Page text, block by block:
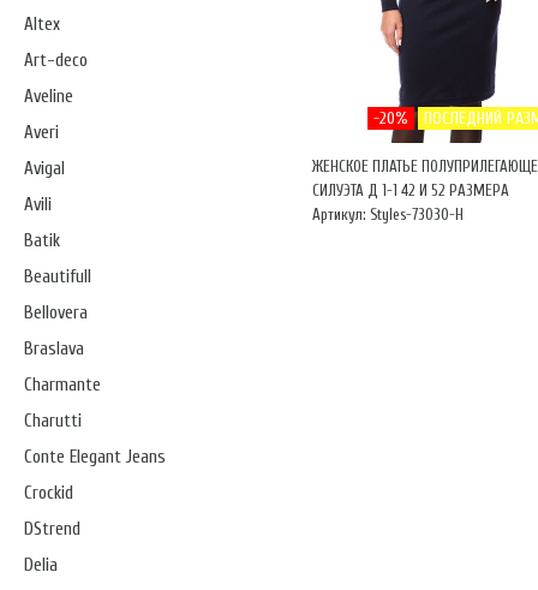
Altex
Art-deco
Aveline
Averi
Avigal
Avili
Batik
Beautifull
Bellovera
Braslava
Charmante
Charutti
Conte Elegant Jeans
Crockid
DStrend
Delia
-20% ПОСЛЕДНИЙ
ЖЕНСКОЕ ПЛАТЬЕ
СИЛУЭТА Д 1-1 42 И 52 РАЗМЕРА
Артикул: Styles-73030-Н